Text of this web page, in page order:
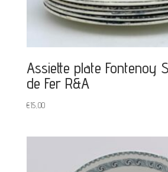
Assiette plate Fontenoy
de Fer R&A
€15,00